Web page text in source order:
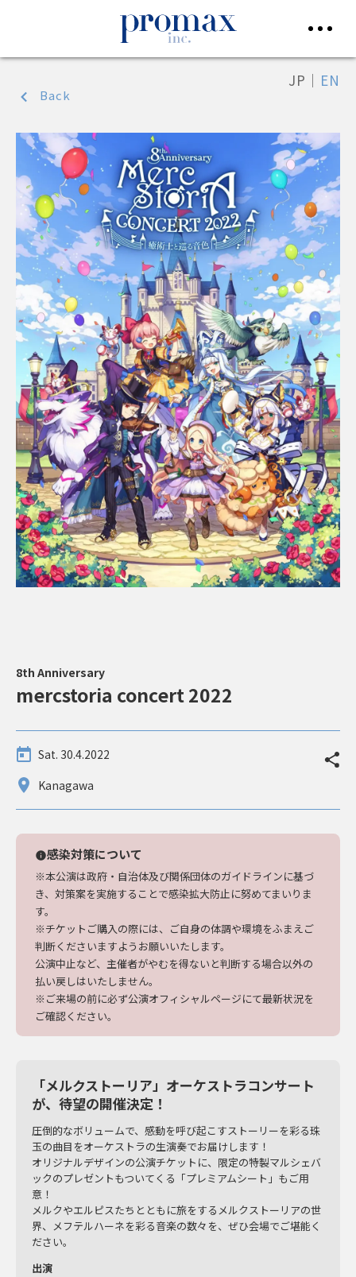
Back
JP ｜ EN
8th Anniversary
mercstoria concert 2022
Sat. 30.4.2022
Kanagawa
info感染対策について
※本公演は政府・自治体及び関係団体のガイドラインに基づ
き、対策案を実施することで感染拡大防止に努めてまいりま
す。
※チケットご購入の際には、ご自身の体調や環境をふまえご
判断くださいますようお願いいたします。
公演中止など、主催者がやむを得ないと判断する場合以外の
払い戻しはいたしません。
※ご来場の前に必ず公演オフィシャルページにて最新状況を
ご確認ください。
「メルクストーリア」オーケストラコンサート
が、待望の開催決定！
圧倒的なボリュームで、感動を呼び起こすストーリーを彩る珠
玉の曲目をオーケストラの生演奏でお届けします！
オリジナルデザインの公演チケットに、限定の特製マルシェバ
ックのプレゼントもついてくる「プレミアムシート」もご用
意！
メルクやエルピスたちとともに旅をするメルクストーリアの世
界、メフテルハーネを彩る音楽の数々を、ぜひ会場でご堪能く
ださい。
出演